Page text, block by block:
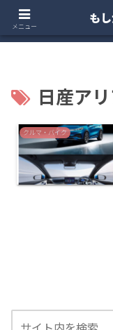
ホーム
日産ア
クルマ・バイク
メニュー
も